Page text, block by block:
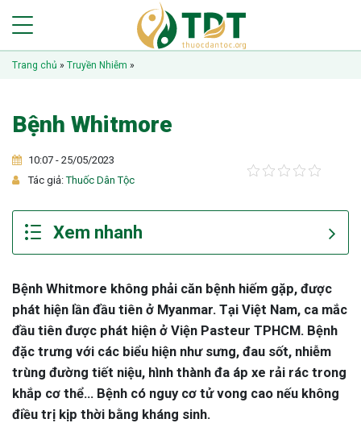
Trang chủ » Truyền Nhiễm »
Bệnh Whitmore
10:07 - 25/05/2023
Tác giả:Thuốc Dân Tộc
Bệnh Whitmore không phải căn bệnh hiếm gặp, được
phát hiện lần đầu tiên ở Myanmar. Tại Việt Nam, ca mắc
đầu tiên được phát hiện ở Viện Pasteur TPHCM. Bệnh
đặc trưng với các biểu hiện như sưng, đau sốt, nhiễm
trùng đường tiết niệu, hình thành đa áp xe rải rác trong
khắp cơ thể... Bệnh có nguy cơ tử vong cao nếu không
điều trị kịp thời bằng kháng sinh.